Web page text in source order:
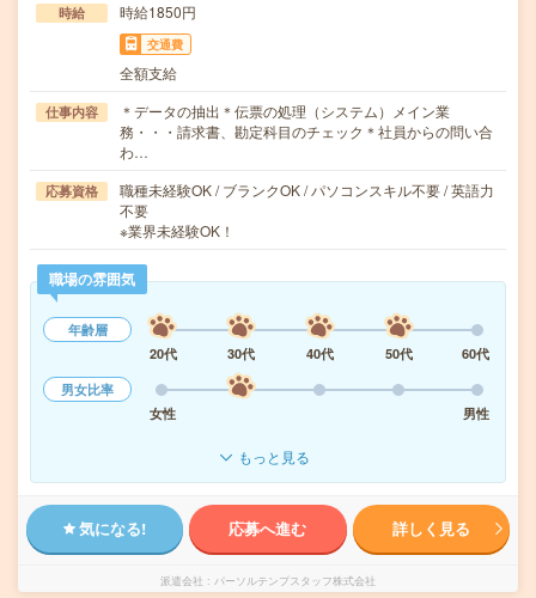
時給 時給1850円
交通費
全額支給
仕事内容
＊データの抽出＊伝票の処理（システム）メイン業
務・・・請求書、勘定科目のチェック＊社員からの問い合
わ…
応募資格
職種未経験OK / ブランクOK / パソコンスキル不要 / 英語力
不要
※業界未経験OK！
職場の雰囲気
年齢層
20代
30代 40代 50代
60代
男女比率
女性
男性
もっと見る
気になる! 応募へ進む 詳しく見る
派遣会社 パーソルテンプスタッフ株式会社